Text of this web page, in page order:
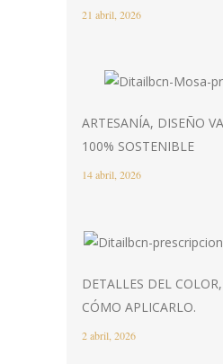
21 abril, 2026
ARTESANÍA, DISEÑO
100% SOSTENIBLE
14 abril, 2026
DETALLES DEL
CÓMO APLICARLO.
2 abril, 2026